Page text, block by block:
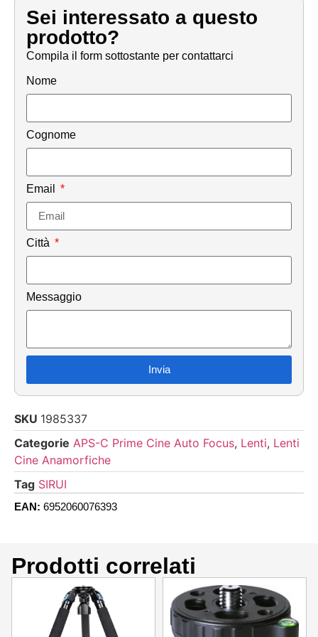
Sei interessato a questo
prodotto?
Compila il form sottostante per contattarci
Nome
Cognome
Email
Città
Messaggio
Invia
SKU 1985337
Categorie APS-C Prime Cine Auto Focus, Lenti, Lenti
Cine Anamorfiche
Tag SIRUI
EAN: 6952060076393
Prodotti correlati